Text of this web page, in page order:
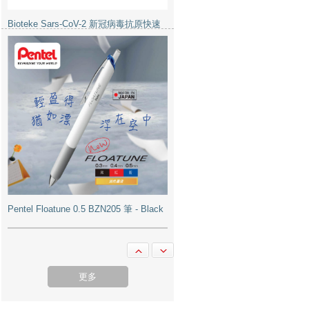
Bioteke Sars-CoV-2 新冠病毒抗原快速
檢測試劑盒
Pentel Floatune 0.5 BZN205 筆 - Black
更多